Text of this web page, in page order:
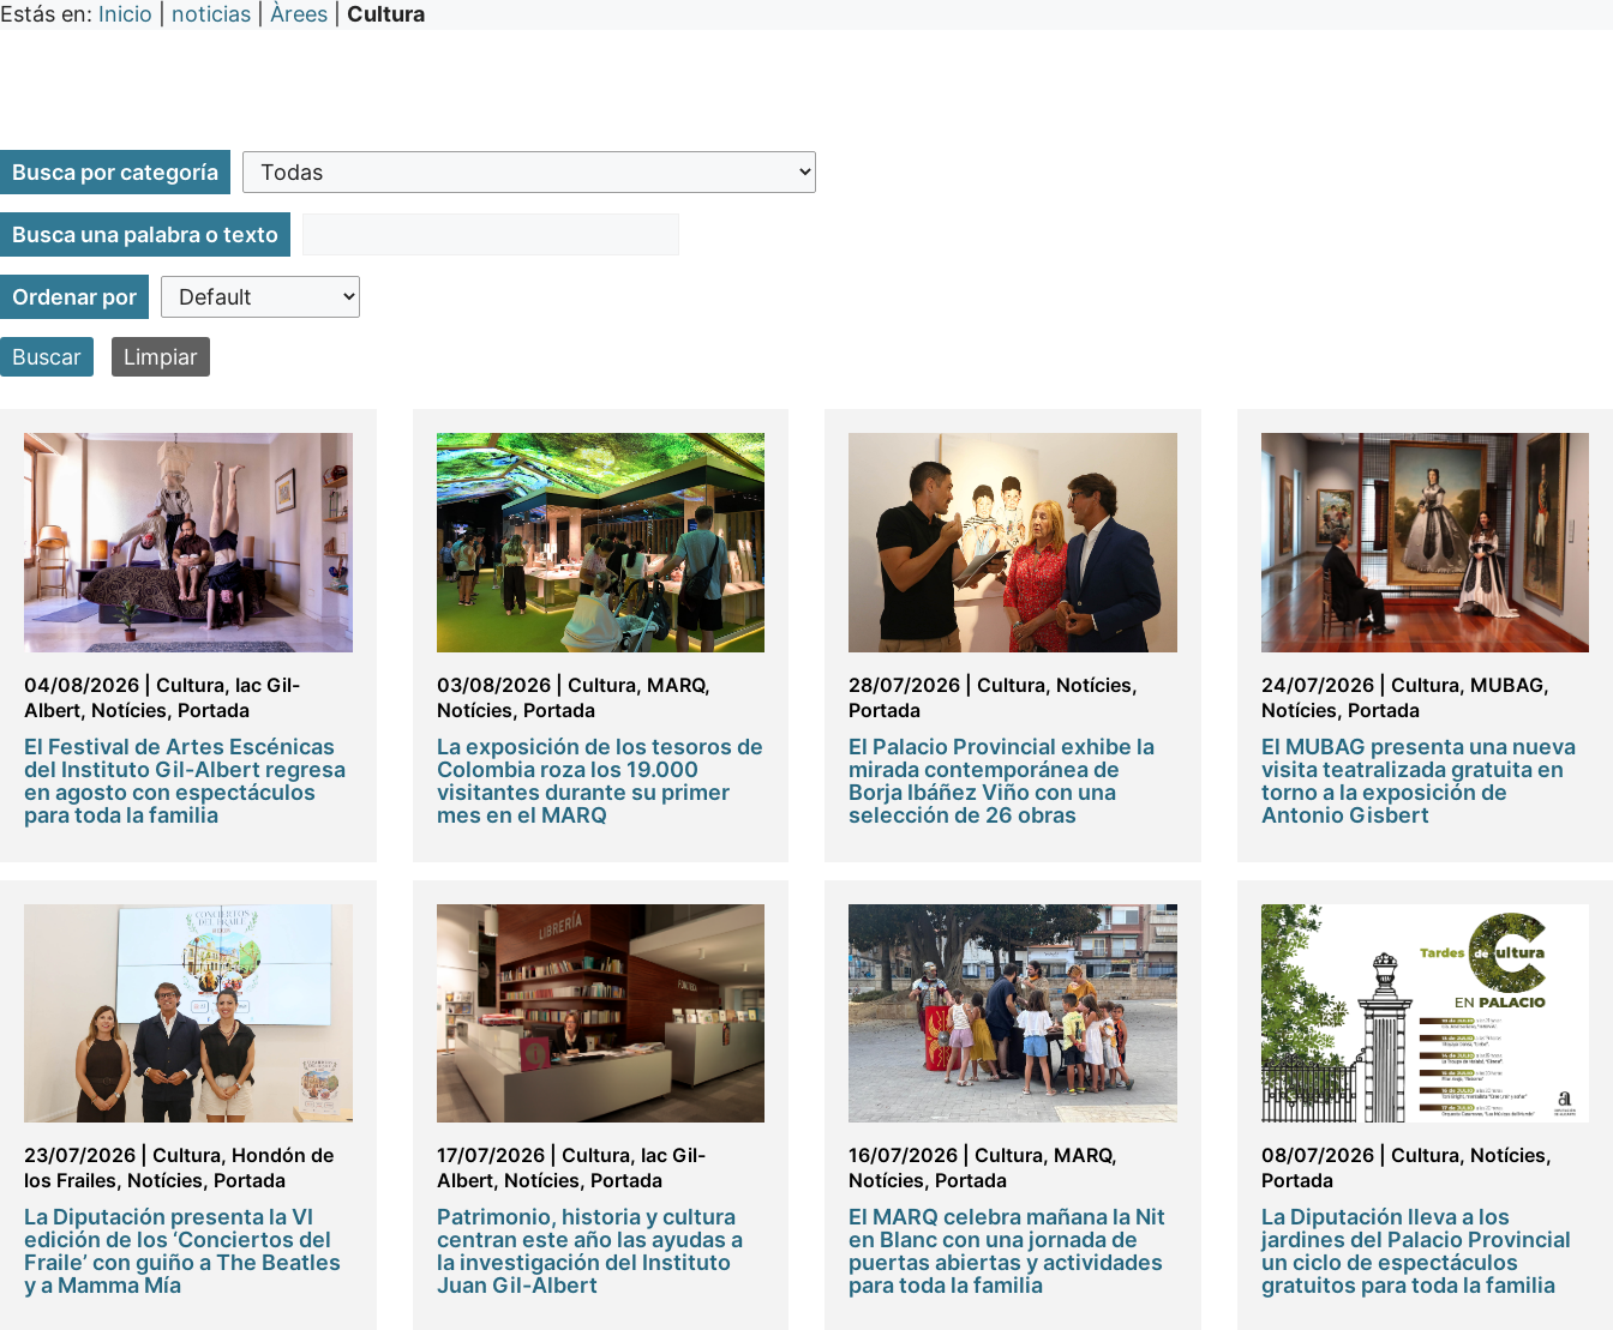
Estás en: Inicio noticias Àrees Cultura
Busca por categoría
Busca una palabra o texto
Ordenar por
Buscar Limpiar
04/08/2026 Cultura, Iac Gil-
Albert, Notícies, Portada
El Festival de Artes Escénicas
del Instituto Gil-Albert regresa
en agosto con espectáculos
para toda la familia
03/08/2026| Cultura, MARQ,
Notícies, Portada
La exposición de los tesoros de
Colombia roza los 19.000
visitantes durante su primer
mes en el MARQ
28/07/2026 Cultura, Notícies,
Portada
El Palacio Provincial exhibe la
mirada contemporánea de
Borja Ibáñez Viño con una
selección de 26 obras
24/07/2026| Cultura, MUBAG,
Notícies, Portada
El MUBAG presenta una nueva
visita teatralizada gratuita en
torno a la exposición de
Antonio Gisbert
23/07/2026 Cultura, Hondón de
los Frailes, Notícies, Portada
La Diputación presenta la VI
edición de los ‘Conciertos del
Fraile’ con guiño a The Beatles
y a Mamma Mía
17/07/2026| Cultura, Iac Gil-
Albert, Notícies, Portada
Patrimonio, historia y cultura
centran este año las ayudas a
la investigación del Instituto
Juan Gil-Albert
16/07/2026 Cultura, MARQ,
Notícies, Portada
El MARQ celebra mañana la Nit
en Blanc con una jornada de
puertas abiertas y actividades
para toda la familia
08/07/2026| Cultura, Notícies,
Portada
La Diputación lleva a los
jardines del Palacio Provincial
un ciclo de espectáculos
gratuitos para toda la familia